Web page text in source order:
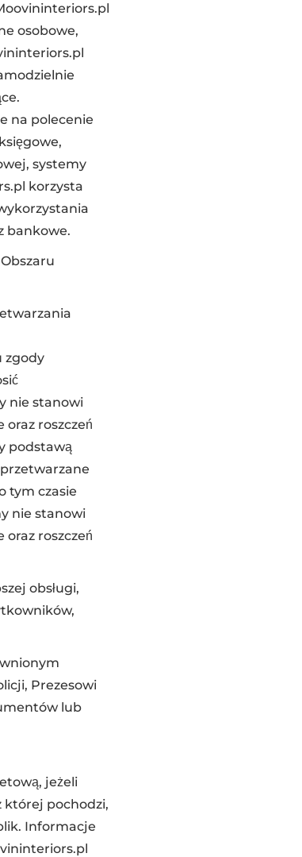
osobowe,
na polecenie
systemy
korzysta
bankowe.
zgody
nie stanowi
roszczeń
podstawą
tym czasie
nie stanowi
roszczeń
obsługi,
Prezesowi
lub
jeżeli
której pochodzi,
Informacje